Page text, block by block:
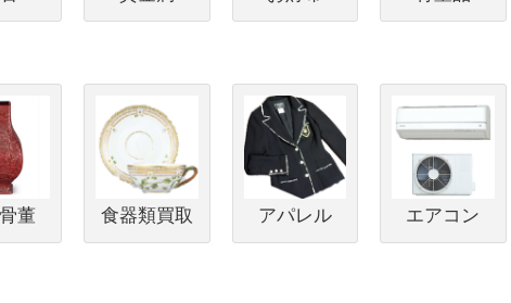
董 食器類買取 アパレル エアコン